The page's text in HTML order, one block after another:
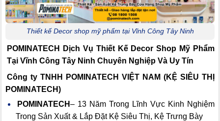
Thiết kế Decor shop mỹ phẩm tại Vĩnh Công Tây Ninh
POMINATECH Dịch Vụ Thiết Kế Decor Shop Mỹ Phẩm
Tại Vĩnh Công Tây Ninh Chuyên Nghiệp Và Uy Tín
Công ty TNHH POMINATECH VIỆT NAM (KỆ SIÊU THỊ
POMINATECH)
POMINATECH– 13 Năm Trong Lĩnh Vực Kinh Nghiệm
Trong Sản Xuất & Lắp Đặt Kệ Siêu Thị, Kệ Trưng Bày